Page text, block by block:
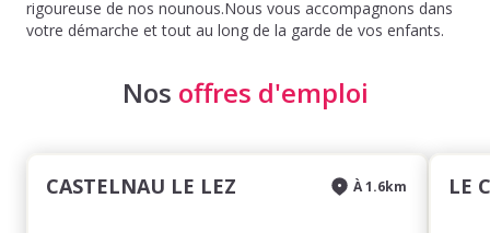
rigoureuse de nos nounous.Nous vous accompagnons dans
votre démarche et tout au long de la garde de vos enfants.
Nos offres d'emploi
CASTELNAU LE LEZ À 1.6km LE